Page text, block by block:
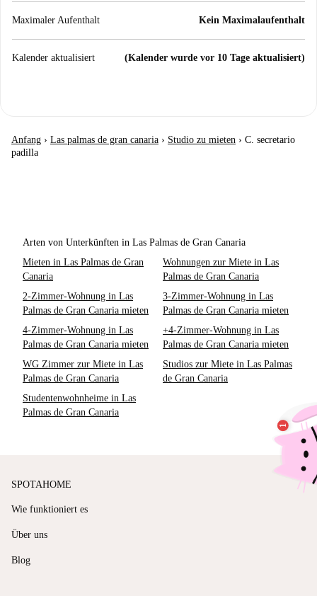
Maximaler Aufenthalt Kein Maximalaufenthalt
Kalender aktualisiert (Kalender wurde vor 10 Tage aktualisiert)
Anfang › Las palmas de gran canaria › Studio zu mieten › C. secretario
padilla
Arten von Unterkünften in Las Palmas de Gran Canaria
Mieten in Las Palmas de Gran
Canaria
Wohnungen zur Miete in Las
Palmas de Gran Canaria
2-Zimmer-Wohnung in Las
Palmas de Gran Canaria mieten
3-Zimmer-Wohnung in Las
Palmas de Gran Canaria mieten
4-Zimmer-Wohnung in Las
Palmas de Gran Canaria mieten
+4-Zimmer-Wohnung in Las
Palmas de Gran Canaria mieten
WG Zimmer zur Miete in Las
Palmas de Gran Canaria
Studios zur Miete in Las Palmas
de Gran Canaria
Studentenwohnheime in Las
Palmas de Gran Canaria
SPOTAHOME
Wie funktioniert es
Über uns
Blog